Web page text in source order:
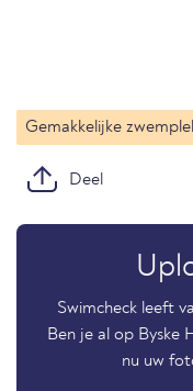
Gemakkelijke
Deel
Swimcheck leeft
Ben je al op Byske
nu uw